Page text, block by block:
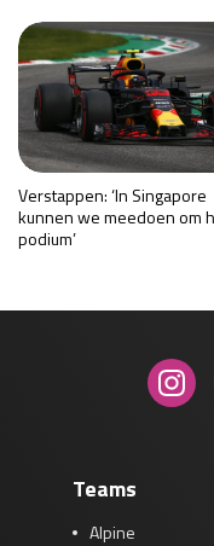
Verstappen: ‘In Singapore
kunnen we meedoen om
podium’
Teams
Alpine